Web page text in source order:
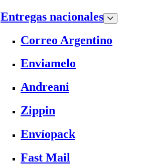
Entregas nacionales
Correo Argentino
Enviamelo
Andreani
Zippin
Envíopack
Fast Mail